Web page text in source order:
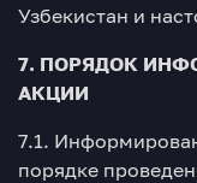
Узбекистан и
7. ПОРЯДОК
АКЦИИ
7.1.
порядке